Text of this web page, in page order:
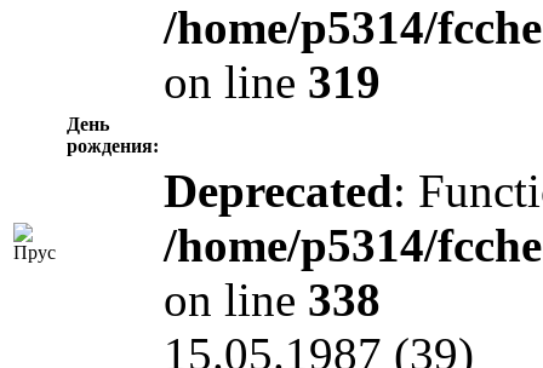
День
рождения:
/home/p5314/
on line 319
Deprecated:
/home/p5314/
on line 338
15.05.1987 (39)